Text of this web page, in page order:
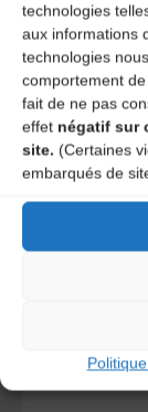
technologies
aux informations
technologies
comportement
fait de ne pas
effet négatif sur
site. (Certaines
embarqués de
Save my
time I post a
Ce site utilise
savoir plus sur
commentaires